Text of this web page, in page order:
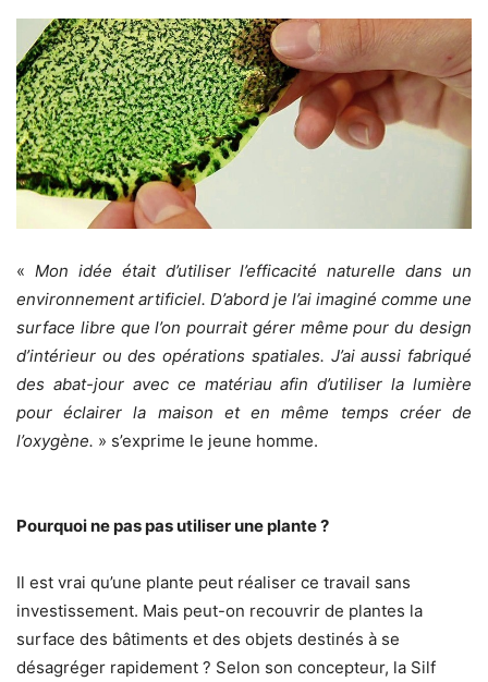
« Mon idée était d’utiliser l’efficacité naturelle dans un
environnement artificiel. D’abord je l’ai imaginé comme une
surface libre que l’on pourrait gérer même pour du design
d’intérieur ou des opérations spatiales. J’ai aussi fabriqué
des abat-jour avec ce matériau afin d’utiliser la lumière
pour éclairer la maison et en même temps créer de
l’oxygène. » s’exprime le jeune homme.
Pourquoi ne pas pas utiliser une plante ?
Il est vrai qu’une plante peut réaliser ce travail sans
investissement. Mais peut-on recouvrir de plantes la
surface des bâtiments et des objets destinés à se
désagréger rapidement ? Selon son concepteur, la Silf